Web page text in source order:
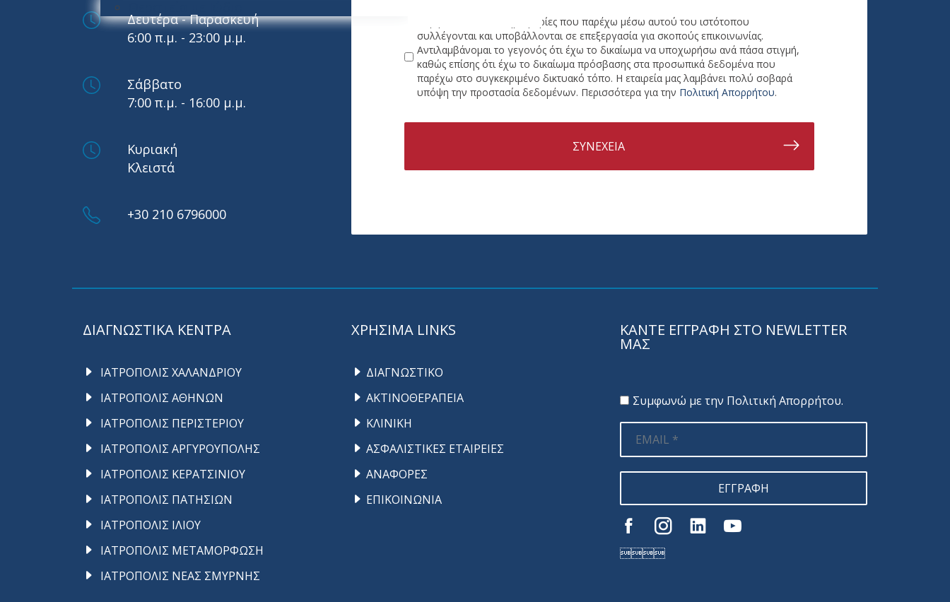
Δευτέρα - Παρασκευή
6:00 π.μ. - 23:00 μ.μ.
Σάββατο
7:00 π.μ. - 16:00 μ.μ.
Κυριακή
Κλειστά
+30 210 6796000
Συμφωνώ ότι οι πληροφορίες που παρέχω μέσω αυτού του ιστότοπου
συλλέγονται και υποβάλλονται σε επεξεργασία για σκοπούς επικοινωνίας.
Αντιλαμβάνομαι το γεγονός ότι έχω το δικαίωμα να υποχωρήσω ανά πάσα στιγμή,
καθώς επίσης ότι έχω το δικαίωμα πρόσβασης στα προσωπικά δεδομένα που
παρέχω στο συγκεκριμένο δικτυακό τόπο. Η εταιρεία μας λαμβάνει πολύ σοβαρά
υπόψη την προστασία δεδομένων. Περισσότερα για την Πολιτική Απορρήτου.
ΣΥΝΕΧΕΙΑ
ΔΙΑΓΝΩΣΤΙΚΑ ΚΕΝΤΡΑ
ΙΑΤΡΟΠΟΛΙΣ ΧΑΛΑΝΔΡΙΟΥ
ΙΑΤΡΟΠΟΛΙΣ ΑΘΗΝΩΝ
ΙΑΤΡΟΠΟΛΙΣ ΠΕΡΙΣΤΕΡΙΟΥ
ΙΑΤΡΟΠΟΛΙΣ ΑΡΓΥΡΟΥΠΟΛΗΣ
ΙΑΤΡΟΠΟΛΙΣ ΚΕΡΑΤΣΙΝΙΟΥ
ΙΑΤΡΟΠΟΛΙΣ ΠΑΤΗΣΙΩΝ
ΙΑΤΡΟΠΟΛΙΣ ΙΛΙΟΥ
ΙΑΤΡΟΠΟΛΙΣ ΜΕΤΑΜΟΡΦΩΣΗ
ΙΑΤΡΟΠΟΛΙΣ ΝΕΑΣ ΣΜΥΡΝΗΣ
ΧΡΗΣΙΜΑ LINKS
ΔΙΑΓΝΩΣΤΙΚΟ
ΑΚΤΙΝΟΘΕΡΑΠΕΙΑ
ΚΛΙΝΙΚΗ
ΑΣΦΑΛΙΣΤΙΚΕΣ ΕΤΑΙΡΕΙΕΣ
ΑΝΑΦΟΡΕΣ
ΕΠΙΚΟΙΝΩΝΙΑ
ΚΑΝΤΕ ΕΓΓΡΑΦΗ ΣΤΟ NEWLETTER
ΜΑΣ
Συμφωνώ με την Πολιτική Απορρήτου.
ΕΓΓΡΑΦΗ
